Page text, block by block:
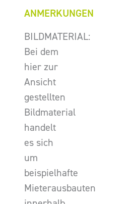
ANMERKUNGEN
BILDMATERIAL:
Bei dem
hier zur
Ansicht
gestellten
Bildmaterial
handelt
es sich
um
beispielhafte
Mieterausbauten